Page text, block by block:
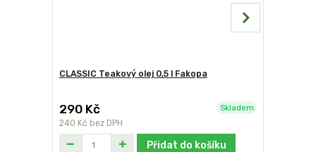
CLASSIC Teakový olej 0,5 l Fakopa
290 Kč
240 Kč bez DPH
Skladem
Přidat do košíku